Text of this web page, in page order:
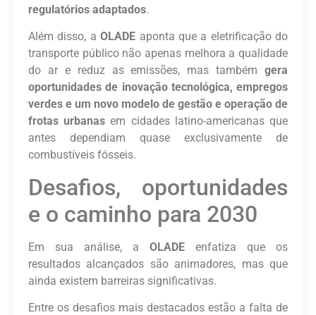
regulatórios adaptados.
Além disso, aOLADE aponta que a eletrificação do
transporte público não apenas melhora a qualidade
do ar e reduz as emissões, mas também gera
oportunidades de inovação tecnológica, empregos
verdes e um novo modelo de gestão e operação de
frotas urbanas em cidades latino-americanas que
antes dependiam quase exclusivamente de
combustíveis fósseis.
Desafios, oportunidades
e o caminho para 2030
Em sua análise, a OLADE enfatiza que os
resultados alcançados são animadores, mas que
ainda existem barreiras significativas.
Entre os desafios mais destacados estão a falta de